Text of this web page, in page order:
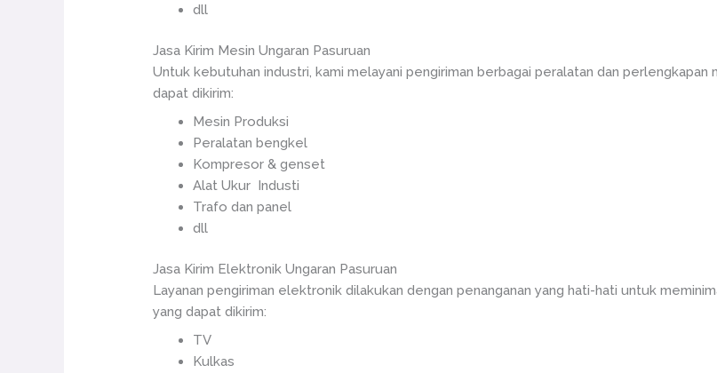
dll
Jasa Kirim Mesin Ungaran Pasuruan
Untuk kebutuhan industri, kami melayani pengiriman berbagai peralatan dan
dapat dikirim:
Mesin Produksi
Peralatan bengkel
Kompresor & genset
Alat Ukur Industi
Trafo dan panel
dll
Jasa Kirim Elektronik Ungaran Pasuruan
Layanan pengiriman elektronik dilakukan dengan penanganan yang hati-hati untuk
yang dapat dikirim:
TV
Kulkas